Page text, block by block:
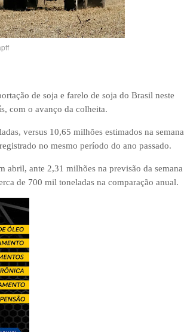
de soja e farelo de soja do Brasil neste
com o avanço da colheita.
versus 10,65 milhões estimados na semana
no mesmo período do ano passado.
abril, ante 2,31 milhões na previsão da semana
de 700 mil toneladas na comparação anual.